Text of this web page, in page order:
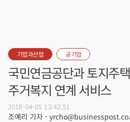
기업과산업 공기업
국민연금공단과 토지주
주거복지 연계 서비스
2018-04-05 13:42:51
조예리 기자 -